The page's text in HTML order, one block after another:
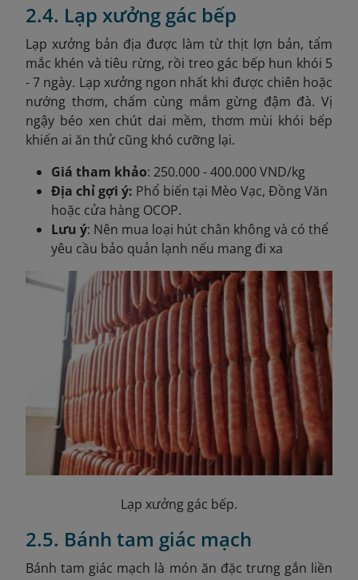
2.4. Lạp xưởng gác bếp
Lạp xưởng bản địa được làm từ thịt lợn bản, tẩm
mắc khén và tiêu rừng, rồi treo gác bếp hun khói 5
- 7 ngày. Lạp xưởng ngon nhất khi được chiên hoặc
nướng thơm, chấm cùng mắm gừng đậm đà. Vị
ngậy béo xen chút dai mềm, thơm mùi khói bếp
khiến ai ăn thử cũng khó cưỡng lại.
Giá tham khảo: 250.000 - 400.000 VND/kg
Địa chỉ gợi ý: Phổ biến tại Mèo Vạc, Đồng Văn
hoặc cửa hàng OCOP.
Lưu ý: Nên mua loại hút chân không và có thể
yêu cầu bảo quản lạnh nếu mang đi xa
Lạp xưởng gác bếp.
2.5. Bánh tam giác mạch
Bánh tam giác mạch là món ăn đặc trưng gắn liền